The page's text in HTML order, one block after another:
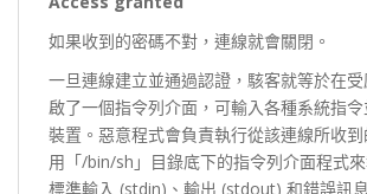
如果收到的密碼不對，連線就會關閉。
一旦連線建立並通過認證，駭客就等於在
啟了一個指令列介面，可輸入各種系統指
裝置。惡意程式會負責執行從該連線所收
用「/bin/sh」目錄底下的指令列介面程式
標準輸入 (stdin)、輸出 (stdout) 和錯誤訊